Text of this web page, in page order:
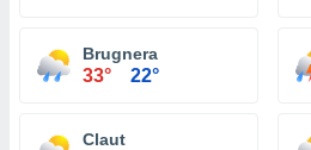
Brugnera
33° 22°
Claut